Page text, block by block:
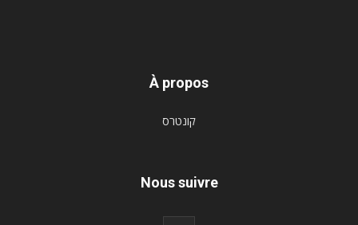
À propos
קונטרס
Nous suivre